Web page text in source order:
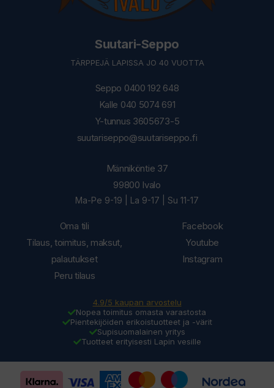
Suutari-Seppo
TÄRPPEJÄ LAPISSA JO 40 VUOTTA
Seppo 0400 192 648
Kalle 040 5074 691
Y-tunnus 3605673-5
suutariseppo@suutariseppo.fi
Oma tili
Tilaus, toimitus, maksut,
palautukset
Peru tilaus
Männiköntie 37
99800 Ivalo
Ma-Pe 9-19 | La 9-17 | Su 11-17
Facebook
Youtube
Instagram
4.9/5 kaupan arvostelu
Nopea toimitus omasta varastosta
Pientekijöiden erikoistuotteet ja -värit
Supisuomalainen yritys
Tuotteet erityisesti Lapin vesille